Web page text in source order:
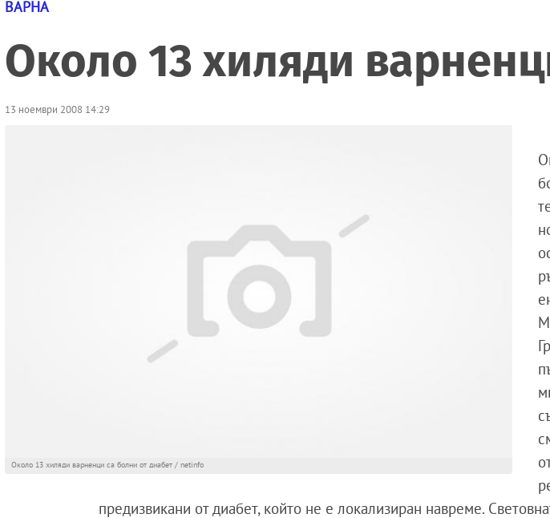
ВАРНА
Около 13 хиляди
13 ноември 2008 14:29
Около 13 хиляди варненци са болни от диабет / netinfo
предизвикани от диабет, който не е локализиран навреме.